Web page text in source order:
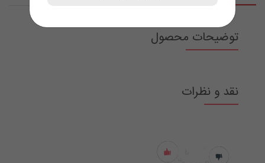
توضیحات محصول
نقد و نظرات